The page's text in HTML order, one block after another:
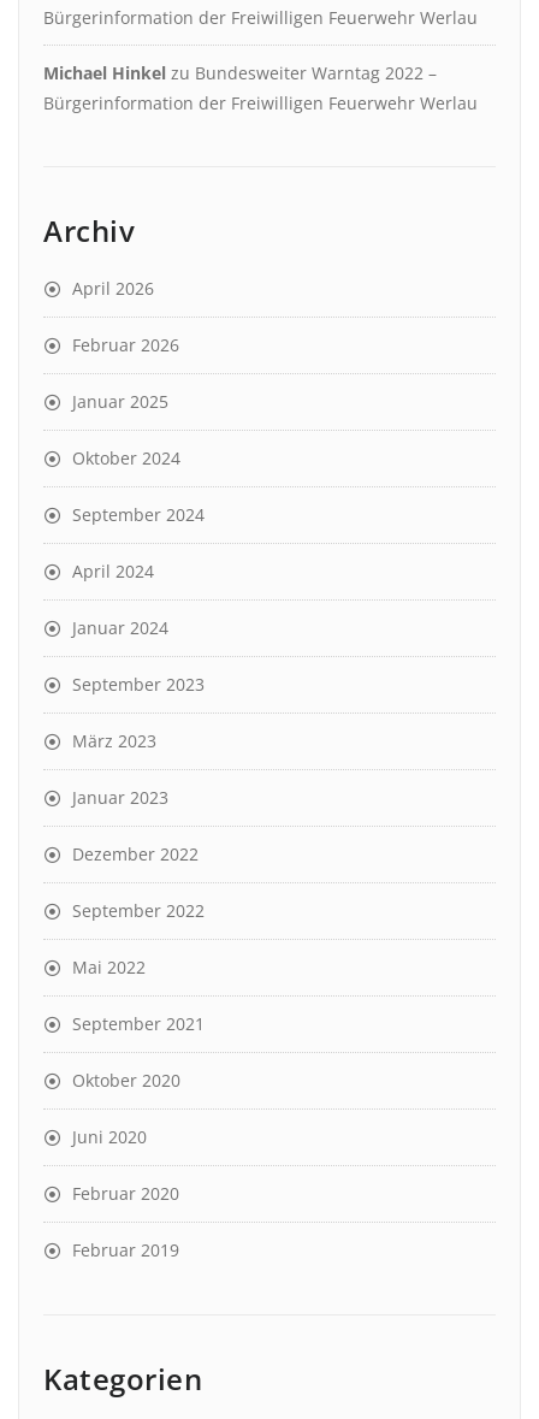
Bürgerinformation der Freiwilligen Feuerwehr Werlau
Michael Hinkel zu Bundesweiter Warntag 2022 –
Bürgerinformation der Freiwilligen Feuerwehr Werlau
Archiv
April 2026
Februar 2026
Januar 2025
Oktober 2024
September 2024
April 2024
Januar 2024
September 2023
März 2023
Januar 2023
Dezember 2022
September 2022
Mai 2022
September 2021
Oktober 2020
Juni 2020
Februar 2020
Februar 2019
Kategorien